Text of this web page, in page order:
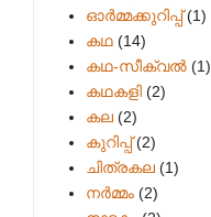
ഓർമ്മക്കുറിപ്പ് (1)
കഥ (14)
കഥ-സീക്വല്‍ (1)
കഥകളി (2)
കല (2)
കുറിപ്പ് (2)
ചിത്രകല (1)
നർമ്മം (2)